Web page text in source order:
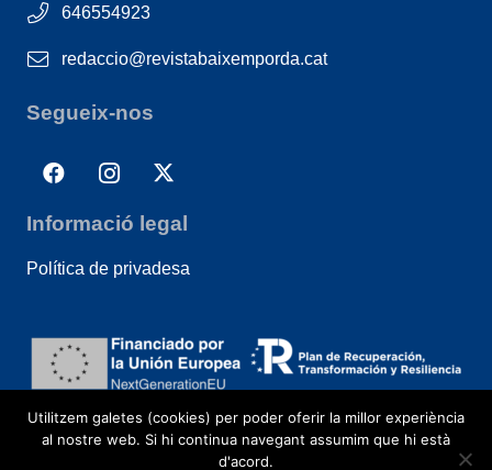
646554923
redaccio@revistabaixemporda.cat
Segueix-nos
Informació legal
Política de privadesa
Utilitzem galetes (cookies) per poder oferir la millor experiència
al nostre web. Si hi continua navegant assumim que hi està
d'acord.